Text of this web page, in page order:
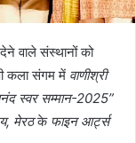
वाले संस्थानों को
कला संगम में वाणीश्री
स्वर सम्मान-2025”
मेरठके फाइन आर्ट्स